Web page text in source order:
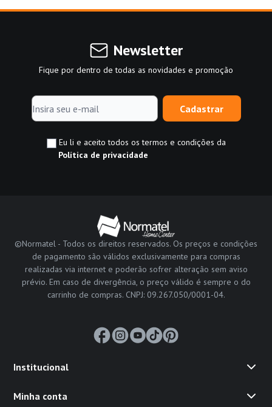
Newsletter
Fique por dentro de todas as novidades e promoção
Cadastrar
Eu li e aceito todos os termos e condições da
Política de privacidade
©Normatel - Todos os direitos reservados. Os preços e condições
de pagamento são válidos exclusivamente para compras
realizadas via internet e poderão sofrer alteração sem aviso
prévio. Em caso de divergência, o preço válido é sempre o do
carrinho de compras. CNPJ: 09.267.050/0001-04.
Institucional
Minha conta